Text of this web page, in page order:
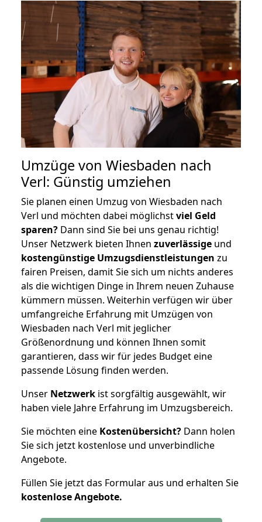
Umzüge von Wiesbaden nach
Verl: Günstig umziehen
Sie planen einen Umzug von Wiesbaden nach
Verl und möchten dabei möglichstviel Geld
sparen? Dann sind Sie bei uns genau richtig!
Unser Netzwerk bieten Ihnen zuverlässige und
kostengünstige Umzugsdienstleistungen zu
fairen Preisen, damit Sie sich um nichts anderes
als die wichtigen Dinge in Ihrem neuen Zuhause
kümmern müssen. Weiterhin verfügen wir über
umfangreiche Erfahrung mit Umzügen von
Wiesbaden nach Verl mit jeglicher
Größenordnung und können Ihnen somit
garantieren, dass wir für jedes Budget eine
passende Lösung finden werden.
Unser Netzwerk ist sorgfältig ausgewählt, wir
haben viele Jahre Erfahrung im Umzugsbereich.
Sie möchten eine Kostenübersicht? Dann holen
Sie sich jetzt kostenlose und unverbindliche
Angebote.
Füllen Sie jetzt das Formular aus und erhalten Sie
kostenloseAngebote.